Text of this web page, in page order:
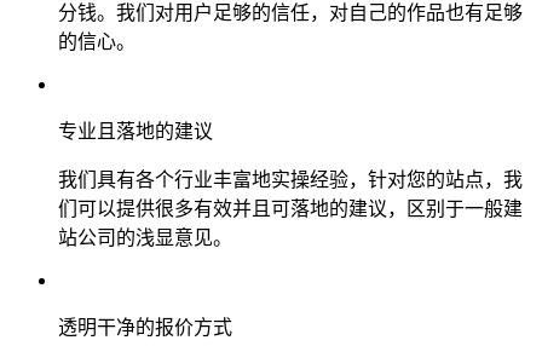
分钱。我们对用户足够的信任，对自己的作品也有足够
的信心。
专业且落地的建议
我们具有各个行业丰富地实操经验，针对您的站点，我
们可以提供很多有效并且可落地的建议，区别于一般建
站公司的浅显意见。
透明干净的报价方式